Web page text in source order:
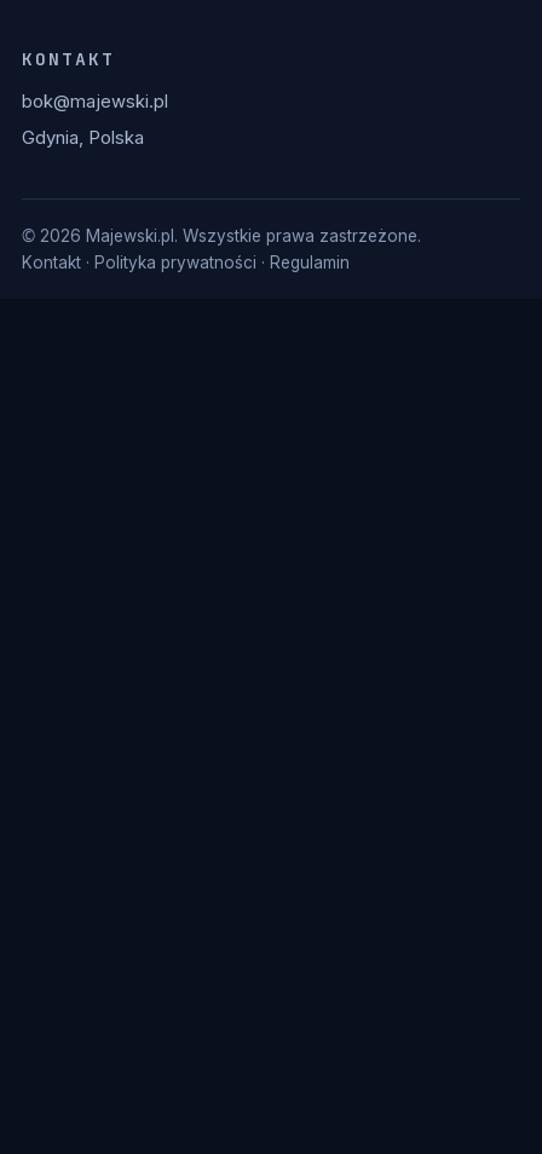
KONTAKT
bok@majewski.pl
Gdynia, Polska
© 2026 Majewski.pl. Wszystkie prawa zastrzeżone.
Kontakt· Polityka prywatności · Regulamin